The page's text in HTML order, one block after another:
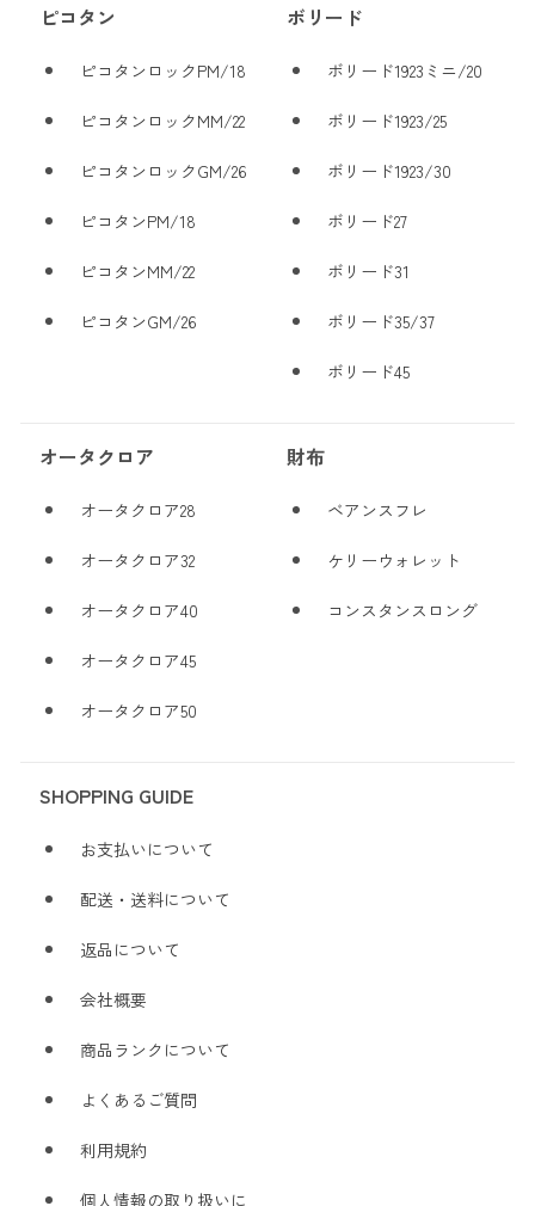
ピコタン
ピコタンロックPM/18
ピコタンロックMM/22
ピコタンロックGM/26
ピコタンPM/18
ピコタンMM/22
ピコタンGM/26
ボリード
ボリード1923ミニ/20
ボリード1923/25
ボリード1923/30
ボリード27
ボリード31
ボリード35/37
ボリード45
オータクロア
オータクロア28
オータクロア32
オータクロア40
オータクロア45
オータクロア50
財布
ベアンスフレ
ケリーウォレット
コンスタンスロング
SHOPPING GUIDE
お支払いについて
配送・送料について
返品について
会社概要
商品ランクについて
よくあるご質問
利用規約
個人情報の取り扱いに